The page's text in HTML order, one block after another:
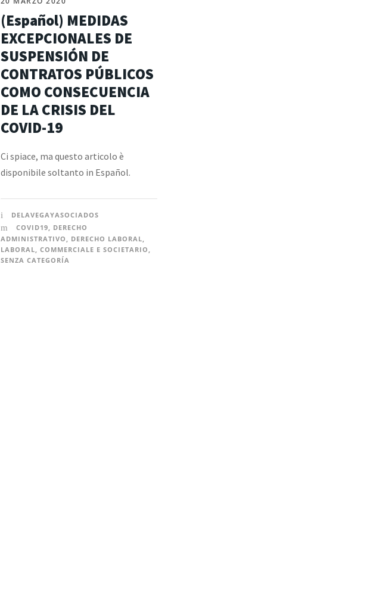
(Español) MEDIDAS
EXCEPCIONALES DE
SUSPENSIÓN DE
CONTRATOS PÚBLICOS
COMO CONSECUENCIA
DE LA CRISIS DEL
COVID-19
Ci spiace, ma questo articolo è
disponibile soltanto in Español.
DELAVEGAYASOCIADOS
COVID19
DERECHO
ADMINISTRATIVO
DERECHO LABORAL
LABORAL COMMERCIALE E SOCIETARIO
SENZA CATEGORÍA